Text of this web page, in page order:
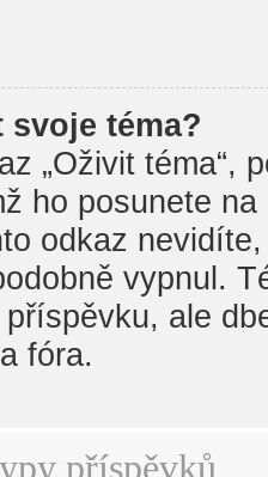
téma?
„Oživit téma“,
ho posunete
odkaz
vypnul.
ale
fóra.
příspěvků